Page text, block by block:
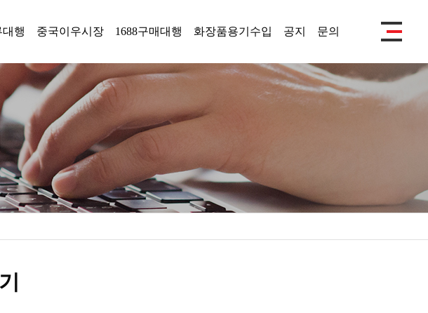
행 중국이우시장 1688구매대행 화장품용기수입 공지 문의